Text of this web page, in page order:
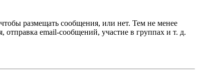
размещать сообщения, или нет. Тем не менее
email-сообщений, участие в группах и т. д.